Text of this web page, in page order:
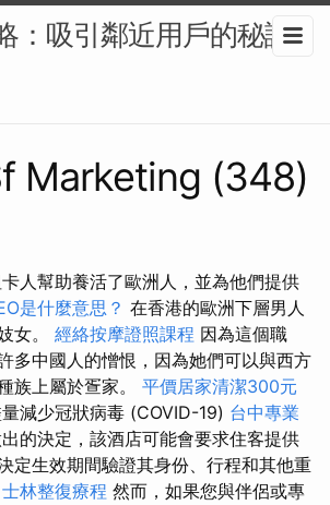
：吸引鄰近用戶的秘訣-
Marketing (348)
人幫助養活了歐洲人，並為他們提供
是什麼意思？ 在香港的歐洲下層男人
女。 經絡按摩證照課程 因為這個職
多中國人的憎恨，因為她們可以與西方
族上屬於疍家。 平價居家清潔300元
減少冠狀病毒 (COVID-19) 台中專業
的決定，該酒店可能會要求住客提供
定生效期間驗證其身份、行程和其他重
士林整復療程 然而，如果您與伴侶或專